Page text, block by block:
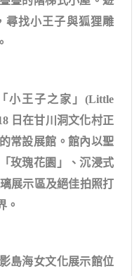
尋找小王子與狐狸雕
小王子之家」(Little
日在甘川洞文化村正
常設展館。館內以聖
玫瑰花園」、沉浸式
展示區及絕佳拍照打
。
島海女文化展示館位